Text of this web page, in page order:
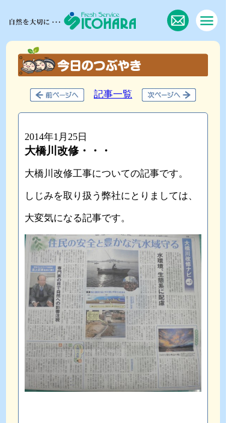
記事一覧
2014年1月25日
大橋川改修・・・
大橋川改修工事についての記事です。
しじみを取り扱う弊社にとりましては、
大変気になる記事です。